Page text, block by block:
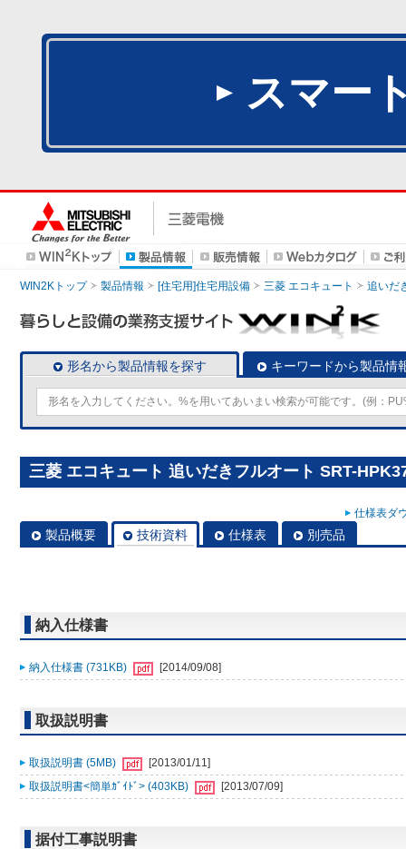
スマー
WIN2Kトップ 製品情報 [住宅用]住宅用設備 三菱 エコキュート 追いだ
形名から製品情報を探す キーワードから製品情
三菱 エコキュート 追いだきフルオート SRT-
仕様表ダ
製品概要 技術資料 仕様表 別売品
納入仕様書
納入仕様書 (731KB) [2014/09/08]
取扱説明書
取扱説明書 (5MB)
[2013/01/11]
取扱説明書<簡単ｶﾞｲﾄﾞ> (403KB)
[2013/07/09]
据付工事説明書